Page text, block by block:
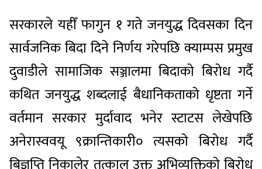
सरकारले यहीँ फागुन १ गते जनयुद्ध दिवसका दिन
सार्वजनिक बिदा दिने निर्णय गरेपछि क्याम्पस प्रमुख
दुवाडीले सामाजिक सञ्जालमा बिदाको बिरोध गर्दै
कथित जनयुद्ध शब्दलाई बैधानिकताको धृष्टता गर्ने
वर्तमान सरकार मुर्दावाद भनेर स्टाटस लेखेपछि
अनेरास्ववयू ९क्रान्तिकारी० त्यसको बिरोध गर्दै